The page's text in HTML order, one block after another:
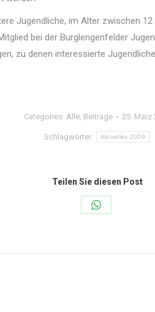
Jugendliche, im Alter zwischen
bei der Burglengenfelder
zu denen interessierte
Categories: Alle, Beiträge 25. März
Schlagwörter: Aktuelles 2009
Teilen Sie diesen Post
Share